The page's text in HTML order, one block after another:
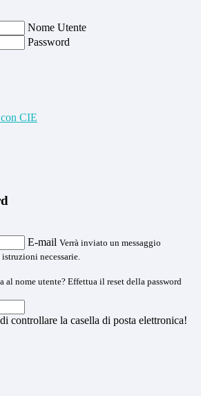
Nome Utente
Password
CIE
E-mail Verrà inviato un messaggio
necessarie.
al nome utente? Effettua il reset della password
controllare la casella di posta elettronica!